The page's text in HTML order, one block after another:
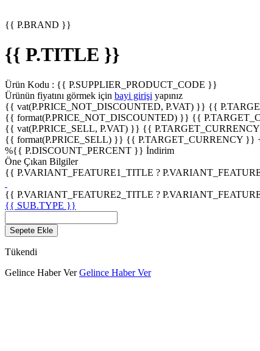
{{ P.BRAND }}
{{ P.TITLE }}
Ürün Kodu : {{ P.SUPPLIER_PRODUCT_CODE }}
Ürünün fiyatını görmek için bayi girişi yapınız
{{ vat(P.PRICE_NOT_DISCOUNTED, P.VAT) }} {{
{{ format(P.PRICE_NOT_DISCOUNTED) }} {{
{{ vat(P.PRICE_SELL, P.VAT) }} {{
{{ format(P.PRICE_SELL) }} {{ P.TARGET_CURRENCY }}
%{{ P.DISCOUNT_PERCENT }} İndirim
Öne Çıkan Bilgiler
{{ P.VARIANT_FEATURE1_TITLE ?
{{ P.VARIANT_FEATURE2_TITLE ?
{{ SUB.TYPE }}
Sepete Ekle
Tükendi
Gelince Haber Ver Gelince Haber Ver